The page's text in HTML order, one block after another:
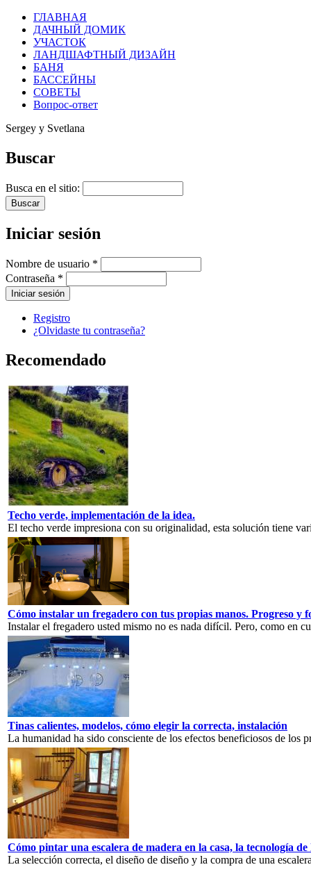
ГЛАВНАЯ
ДАЧНЫЙ ДОМИК
УЧАСТОК
ЛАНДШАФТНЫЙ ДИЗАЙН
БАНЯ
БАССЕЙНЫ
СОВЕТЫ
Вопрос-ответ
Sergey y Svetlana
Buscar
Busca en el sitio:
Iniciar sesión
Nombre de usuario *
Contraseña *
Registro
¿Olvidaste tu contraseña?
Recomendado
Techo verde, implementación de la idea.
El techo verde impresiona con su originalidad, esta solución tiene
Cómo instalar un fregadero con tus propias manos. Progreso y
Instalar el fregadero usted mismo no es nada difícil. Pero, como en
Tinas calientes, modelos, cómo elegir la correcta, instalación
La humanidad ha sido consciente de los efectos beneficiosos de los
Cómo pintar una escalera de madera en la casa, la tecnología
La selección correcta, el diseño de diseño y la compra de una